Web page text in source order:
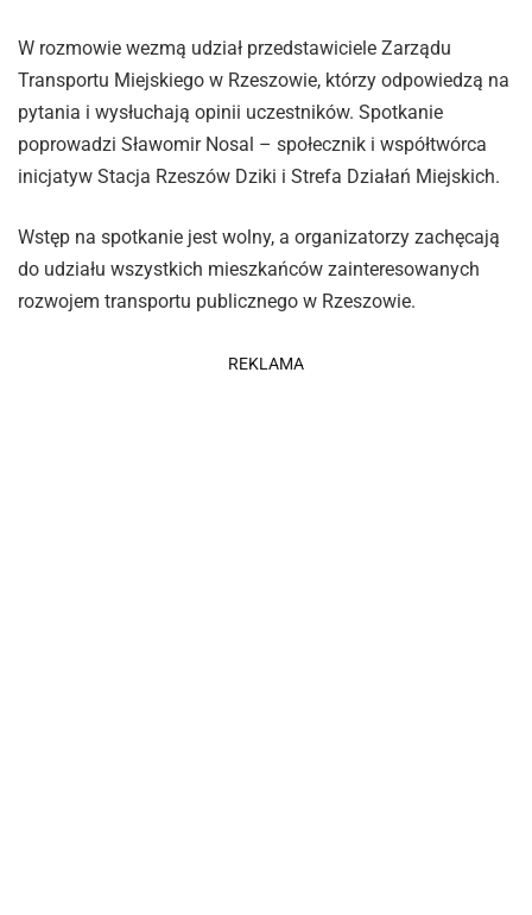
W rozmowie wezmą udział przedstawiciele Zarządu
Transportu Miejskiego w Rzeszowie, którzy odpowiedzą na
pytania i wysłuchają opinii uczestników. Spotkanie
poprowadzi Sławomir Nosal – społecznik i współtwórca
inicjatyw Stacja Rzeszów Dziki i Strefa Działań Miejskich.
Wstęp na spotkanie jest wolny, a organizatorzy zachęcają
do udziału wszystkich mieszkańców zainteresowanych
rozwojem transportu publicznego w Rzeszowie.
REKLAMA